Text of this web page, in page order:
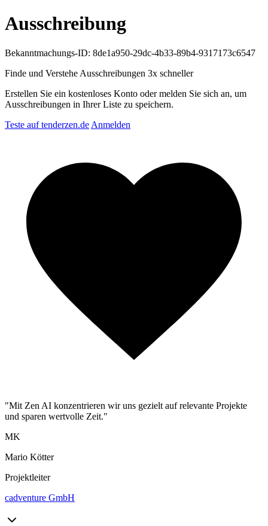
Ausschreibung
Bekanntmachungs-ID: 8de1a950-29dc-4b33-89b4-9317173c6547
Finde und Verstehe Ausschreibungen 3x schneller
Erstellen Sie ein kostenloses Konto oder melden Sie sich an, um
Ausschreibungen in Ihrer Liste zu speichern.
Teste auf tenderzen.de Anmelden
"Mit Zen AI konzentrieren wir uns gezielt auf relevante Projekte
und sparen wertvolle Zeit."
MK
Mario Kötter
Projektleiter
cadventure GmbH